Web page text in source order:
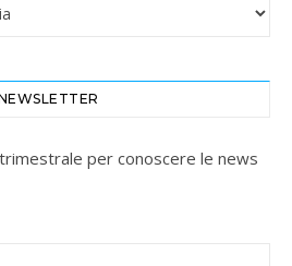
per conoscere le news